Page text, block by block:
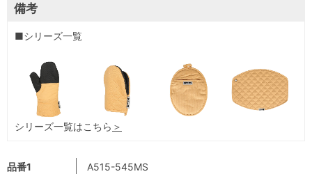
品番1 A515-545MS
備考
■シリーズ一覧
シリーズ一覧はこちら ＞